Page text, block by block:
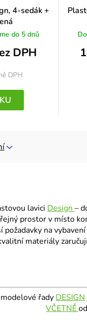
4-sedák +
do 5 dnů
DPH
DPH
lavici Design –
prostor v místo
na
materiály
řady DESIGN
VČETNĚ